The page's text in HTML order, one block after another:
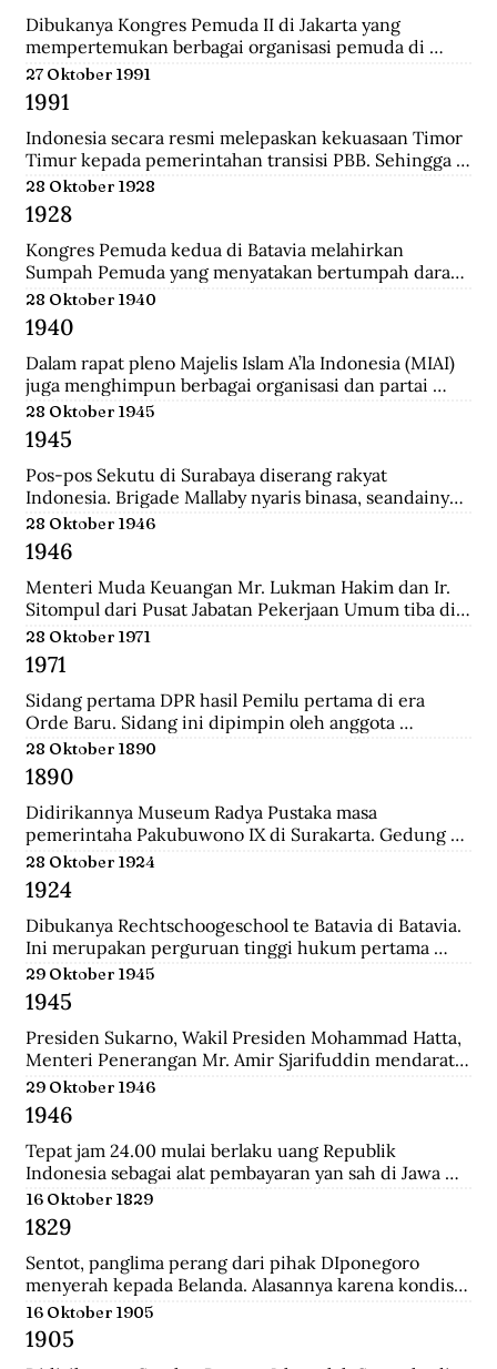
yang hanya mensyaratkan tingkat kesehatan dan aset
bank telah mencapai minimal Rp. 100 juta.
Dibukanya Kongres Pemuda II di Jakarta yang
mempertemukan berbagai organisasi pemuda di
seluruh Hindia Belanda. Dari kongres ini melahirkan
Sumpah Pemuda.
27 Oktober 1991
1991
Indonesia secara resmi melepaskan kekuasaan Timor
Timur kepada pemerintahan transisi PBB. Sehingga
kini wilayah tersebut bukan lagi bagian dari provinsi
Indonesia.
28 Oktober 1928
1928
Kongres Pemuda kedua di Batavia melahirkan
Sumpah Pemuda yang menyatakan bertumpah darah
satu tanah air Indonesia, berbangsa satu bangsa
Indonesia, dan menjunjung bahasa persatuan bahasa
Indonesia.
28 Oktober 1940
1940
Dalam rapat pleno Majelis Islam A’la Indonesia (MIAI)
juga menghimpun berbagai organisasi dan partai
Islam untuk mengajukan mosi kepada pemerintah.
Gabungan Politik Indonesia (GAPI) menyatakan
dukungannya atas langkah-langkah MIAI. Pemerintah
akhirnya memperhatikan tuntutan MIAI dan GAPI.
28 Oktober 1945
1945
Pos-pos Sekutu di Surabaya diserang rakyat
Indonesia. Brigade Mallaby nyaris binasa, seandainya
pemimpin-pemimpin Indonesia tidak segera
memerintahkan penghentian tembak-menembak.
28 Oktober 1946
1946
Menteri Muda Keuangan Mr. Lukman Hakim dan Ir.
Sitompul dari Pusat Jabatan Pekerjaan Umum tiba di
Medan dengan pesawat Sekutu dari Palembang. Di
lapangan tembak mereka disambut oleh Mr. Mohd.
Jusuf.
28 Oktober 1971
1971
Sidang pertama DPR hasil Pemilu pertama di era
Orde Baru. Sidang ini dipimpin oleh anggota
parlemen tertua dibantu anggota parlemen termuda,
yaitu K.H. Bisri Sjamsuri (84 tahun) dari Partai NU dan
Anak Agung Oka Mahendra (25 tahun) dari Golkar.
28 Oktober 1890
1890
Didirikannya Museum Radya Pustaka masa
pemerintaha Pakubuwono IX di Surakarta. Gedung
ini merupakan rumah kediaman seorang warga
Belanda bernama Johannes Busselaar yang berisikan
koleksi wayang kulit, buku kuno, dan arca.
28 Oktober 1924
1924
Dibukanya Rechtschoogeschool te Batavia di Batavia.
Ini merupakan perguruan tinggi hukum pertama
yang didirikan oleh Gubernur Jenderal J.B van heutsz.
Saat ini menjadi Fakultas Hukum Universitas
Indonesia.
29 Oktober 1945
1945
Presiden Sukarno, Wakil Presiden Mohammad Hatta,
Menteri Penerangan Mr. Amir Sjarifuddin mendarat
di Surabaya atas permintaan Sekutu. Mereka disertai
beberapa perwira Inggris dan wartawan-wartawan
luar negeri.
29 Oktober 1946
1946
Tepat jam 24.00 mulai berlaku uang Republik
Indonesia sebagai alat pembayaran yan sah di Jawa
dan Madura. Dengan demikian uang yang berlalu
sebelumnya tidak lagi berlaku.
16 Oktober 1829
1829
Sentot, panglima perang dari pihak DIponegoro
menyerah kepada Belanda. Alasannya karena kondisi
perekonomian yang memburuk akibat perang yang
tak kunung usai.
16 Oktober 1905
1905